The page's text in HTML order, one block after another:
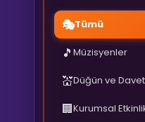
🎭Tümü
🎵 Müzisyenler
💒Düğün ve Davet
🏢Kurumsal